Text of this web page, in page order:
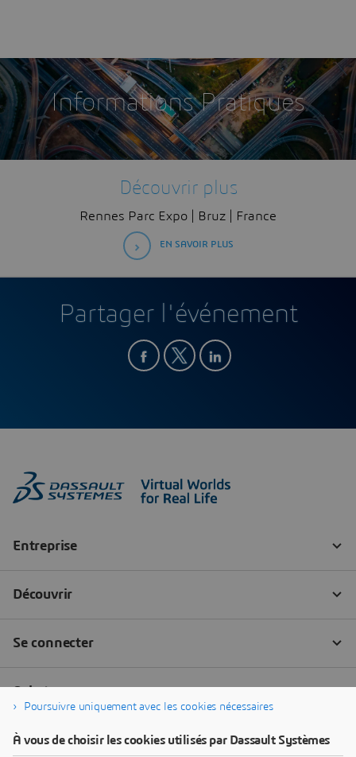
Informations Pratiques
Découvrir plus
Rennes Parc Expo | Bruz | France
EN SAVOIR PLUS
Partager l'événement
Poursuivre uniquement avec les cookies nécessaires
À vous de choisir les cookies utilisés par Dassault Systèmes